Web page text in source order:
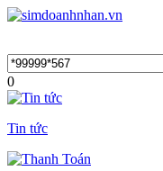
0
Tin tức